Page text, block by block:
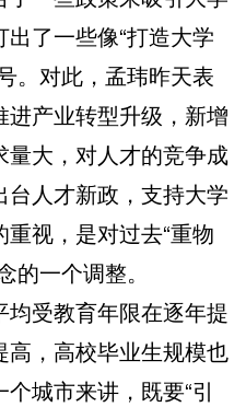
了一些像“打造大学
。对此，孟玮昨天表
产业转型升级，新增
大，对人才的竞争成
人才新政，支持大学
视，是对过去“重物
的一个调整。
受教育年限在逐年提
，高校毕业生规模也
城市来讲，既要“引